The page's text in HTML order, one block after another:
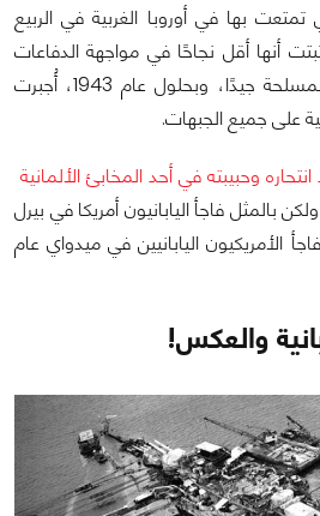
بها في أوروبا الغربية في الربيع
أنها أقل نجاحًا في مواجهة الدفاعات
السوفيتية عالية التنظيم والمسلحة جيدًا، وبحلول عام 1943، أُجبرت
على جميع الجبهات.
انتحاره وحبيبته في أحد المخابئ الألمانية
بالمثل فاجأ اليابانيون أمريكا في بيرل
في ديسمبر 1941، وفاجأ الأمريكيون اليابانيين في ميدواي عام
والعكس!